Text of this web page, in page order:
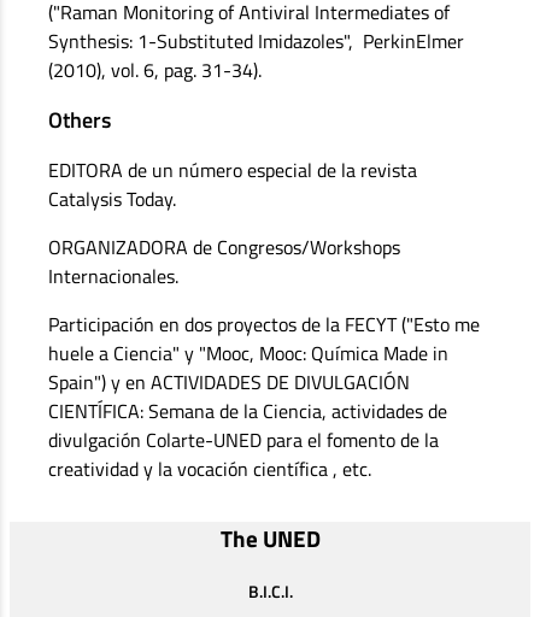
("Raman Monitoring of Antiviral Intermediates of
Synthesis: 1-Substituted Imidazoles", PerkinElmer
(2010), vol. 6, pag. 31-34).
Others
EDITORA de un número especial de la revista
Catalysis Today.
ORGANIZADORA de Congresos/Workshops
Internacionales.
Participación en dos proyectos de la FECYT ("Esto me
huele a Ciencia" y "Mooc, Mooc: Química Made in
Spain") y en ACTIVIDADES DE DIVULGACIÓN
CIENTÍFICA: Semana de la Ciencia, actividades de
divulgación Colarte-UNED para el fomento de la
creatividad y la vocación científica , etc.
The UNED
B.I.C.I.